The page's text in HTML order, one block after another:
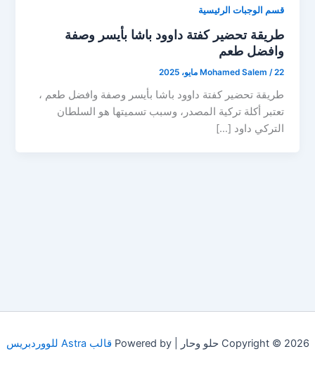
قسم الوجبات الرئيسية
طريقة تحضير كفتة داوود باشا بأيسر وصفة
وافضل طعم
Mohamed Salem /22 مايو، 2025
طريقة تحضير كفتة داوود باشا بأيسر وصفة وافضل طعم ،
تعتبر أكلة تركية المصدر، وسبب تسميتها هو السلطان
التركي داود […]
Copyright © 2026 حلو وحار | Powered by قالب Astra للووردبريس